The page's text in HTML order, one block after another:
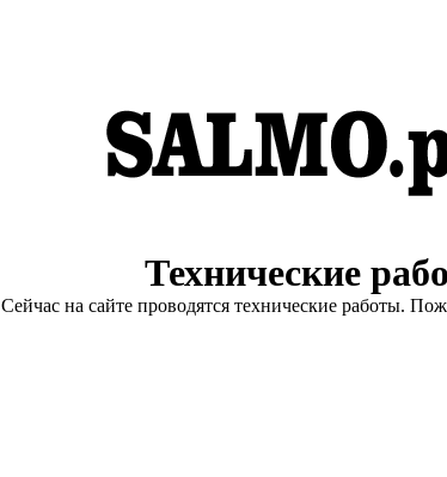
Технические
Сейчас на сайте проводятся технические работы.